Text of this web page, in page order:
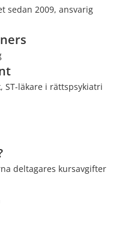
sedan 2009, ansvarig
ST-läkare i rättspsykiatri
deltagares kursavgifter